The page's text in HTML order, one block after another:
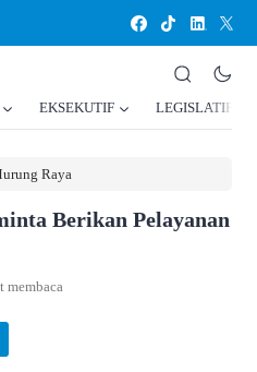
EKSEKUTIF LEGISLATIF
Raya
Berikan Pelayanan
membaca